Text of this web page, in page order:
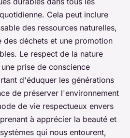
Cela peut inclure
des ressources naturelles,
des déchets et une promotion
Le respect de la nature
prise de conscience
d'éduquer les générations
de préserver l'environnement
de vie respectueux envers
à apprécier la beauté et
qui nous entourent,